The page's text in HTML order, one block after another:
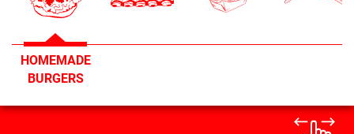
HOMEMADE
BURGERS